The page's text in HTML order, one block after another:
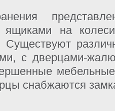
на
с дверцами-
снабжаются